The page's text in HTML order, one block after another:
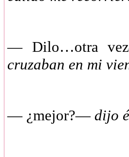
— Dilo…otra
cruzaban en mi
— ¿mejor?—dijo